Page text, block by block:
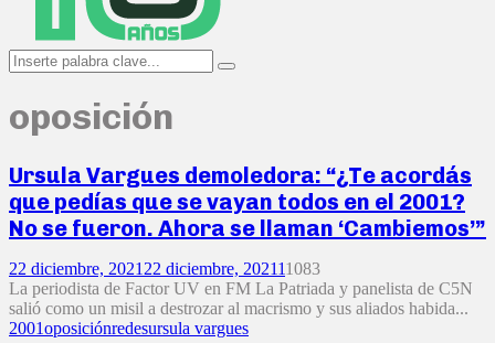
Search
for:
Search
oposición
Ursula Vargues demoledora: “¿Te acordás
que pedías que se vayan todos en el 2001?
No se fueron. Ahora se llaman ‘Cambiemos’”
22 diciembre, 2021 22 diciembre, 202111083
La periodista de Factor UV en FM La Patriada y panelista de C5N
salió como un misil a destrozar al macrismo y sus aliados habida...
2001oposiciónredesursula vargues